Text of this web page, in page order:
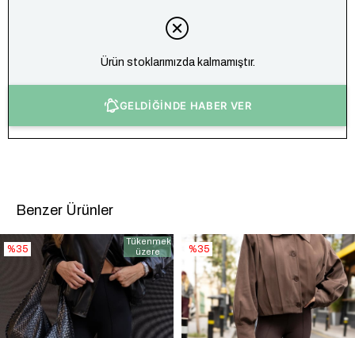
Ürün stoklarımızda kalmamıştır.
GELDİĞİNDE HABER VER
Benzer Ürünler
%35
Tükenmek
üzere
%35